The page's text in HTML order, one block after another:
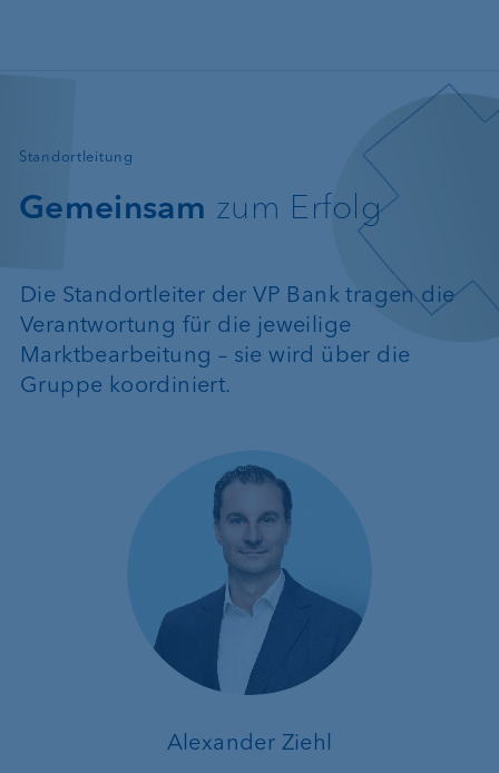
Standortleitung
—
Gemeinsam zum Erfolg
Die Standortleiter der VP Bank tragen die
Verantwortung für die jeweilige
Marktbearbeitung – sie wird über die
Gruppe koordiniert.
Alexander Ziehl